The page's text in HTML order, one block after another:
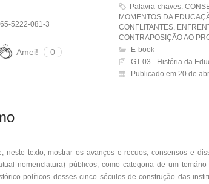
5222-081-3
Amei! 0
Palavra-chaves:
MOMENTOS DA
CONFLITANTES,
CONTRAPOSIÇÃO AO
E-book
GT 03 - História da
Publicado em 20 de
neste texto, mostrar os avanços e recuos, consensos e
nomenclatura) públicos, como categoria de um
políticos desses cinco séculos de construção das